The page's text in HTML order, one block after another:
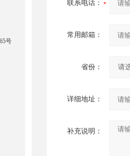
联系电话：
常用邮箱：
省份：
详细地址：
补充说明：
号